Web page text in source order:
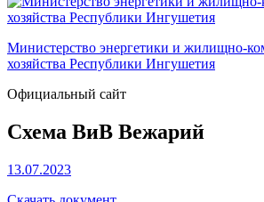
Министерство энергетики и жилищно-
хозяйства Республики Ингушетия
Официальный сайт
Схема ВиВ Вежарий
13.07.2023